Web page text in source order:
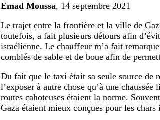
Emad Moussa, 14 septembre 2021
Le trajet entre la frontière et la ville de
toutefois, a fait plusieurs détours afin
israélienne. Le chauffeur m’a fait
comblés de sable et de boue afin de
Du fait que le taxi était sa seule source de
l’exposer à autre chose qu’à une
routes cahoteuses étaient la norme.
Gaza étaient mieux conçues pour les